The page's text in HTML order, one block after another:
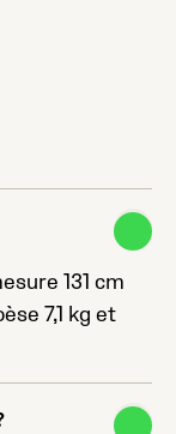
131 cm
7,1 kg et